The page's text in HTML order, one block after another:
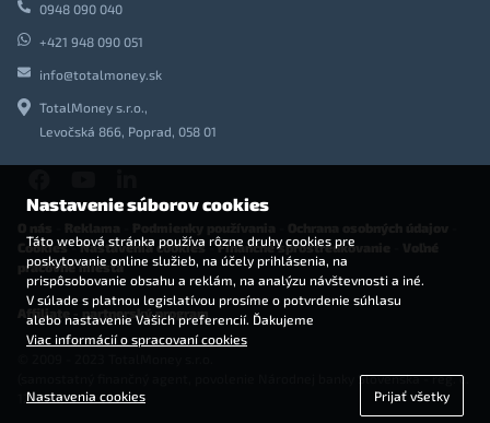
0948 090 040
+421 948 090 051
info@totalmoney.sk
TotalMoney s.r.o.,
Levočská 866, Poprad, 058 01
Cookies-Nastavenia cookies -Finančné sprostredkovanie
pracovné miesta
Affiliate - partnerský program
(samostatný finančný agent, povolenie Národnej banky Slovenska - reg. č.
127292)
Nastavenie súborov cookies
Táto webová stránka používa rôzne druhy cookies pre
poskytovanie online služieb, na účely prihlásenia, na
prispôsobovanie obsahu a reklám, na analýzu návštevnosti a iné.
V súlade s platnou legislatívou prosíme o potvrdenie súhlasu
alebo nastavenie Vašich preferencií. Ďakujeme
Viac informácií o spracovaní cookies
Nastavenia cookies Prijať všetky